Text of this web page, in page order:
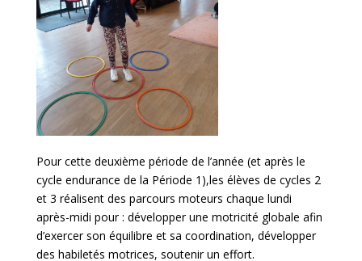
Pour cette deuxième période de l’année (et après le
cycle endurance de la Période 1),les élèves de cycles 2
et 3 réalisent des parcours moteurs chaque lundi
après-midi pour : développer une motricité globale afin
d’exercer son équilibre et sa coordination, développer
des habiletés motrices, soutenir un effort.